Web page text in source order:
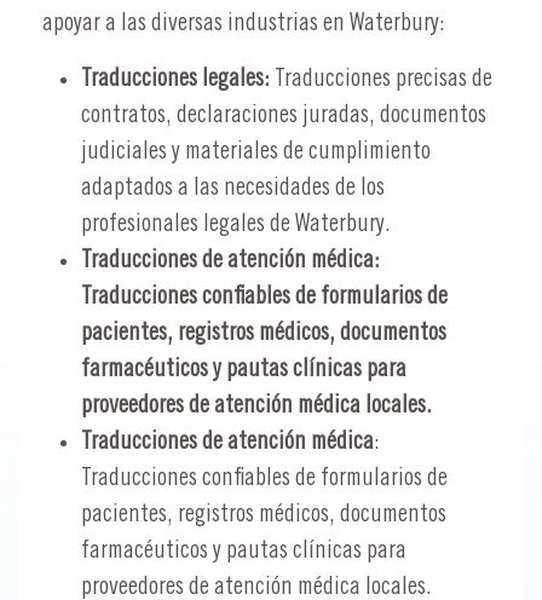
apoyar a las diversas industrias en Waterbury:
Traducciones legales:
Traducciones precisas de
contratos, declaraciones juradas, documentos
judiciales y materiales de cumplimiento
adaptados a las necesidades de los
profesionales legales de Waterbury.
Traducciones de atención médica:
Traducciones confiables de formularios de
pacientes, registros médicos, documentos
farmacéuticos y pautas clínicas para
proveedores de atención médica locales.
Traducciones de atención médica:
Traducciones confiables de formularios de
pacientes, registros médicos, documentos
farmacéuticos y pautas clínicas para
proveedores de atención médica locales.